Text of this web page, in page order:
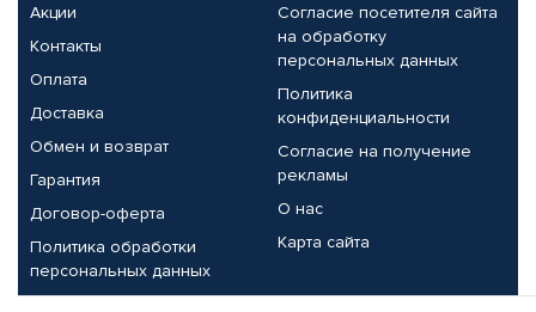
Акции
Контакты
Оплата
Доставка
Обмен и возврат
Гарантия
Договор-оферта
Политика обработки
персональных данных
Согласие посетителя сайта
на обработку
персональных данных
Политика
конфиденциальности
Согласие на получение
рекламы
О нас
Карта сайта